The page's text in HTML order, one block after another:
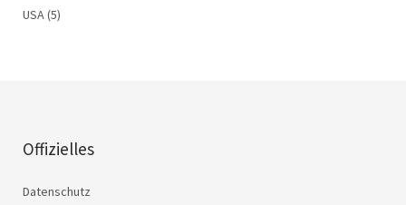
USA(5)
Offizielles
Datenschutz